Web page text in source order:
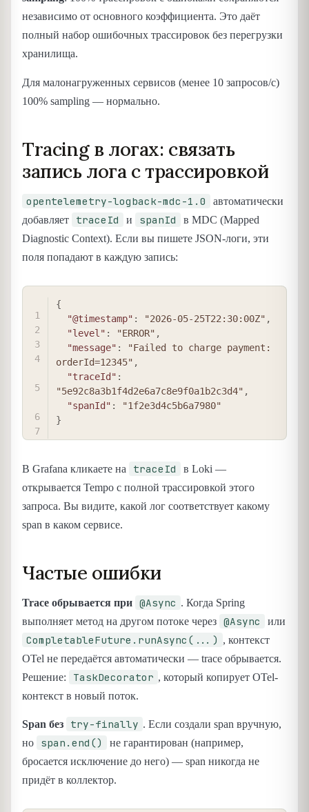
независимо от основного коэффициента. Это даёт
полный набор ошибочных трассировок без перегрузки
хранилища.
Для малонагруженных сервисов (менее 10 запросов/с)
100% sampling — нормально.
Tracing в логах: связать
запись лога с трассировкой
opentelemetry-logback-mdc-1.0
автоматически
добавляет
traceId и spanId
в MDC (Mapped
Diagnostic Context). Если вы пишете JSON-логи, эти
поля попадают в каждую запись:
{
"@timestamp" : "2026-05-25T22:30:00Z" ,
"level" : "ERROR" ,
"message" :
"Failed to charge payment:
orderId=12345" ,
"traceId" :
"5e92c8a3b1f4d2e6a7c8e9f0a1b2c3d4" ,
"spanId" :
"1f2e3d4c5b6a7980"
}
В Grafana кликаете на traceId
в Loki —
открывается Tempo с полной трассировкой этого
запроса. Вы видите, какой лог соответствует какому
span в каком сервисе.
Частые ошибки
Trace обрывается при @Async . Когда Spring
выполняет метод на другом потоке через @Async или
CompletableFuture.runAsync(...) , контекст
OTel не передаётся автоматически — trace обрывается.
Решение:
TaskDecorator , который копирует OTel-
контекст в новый поток.
Span без try-finally . Если создали span вручную,
но
span.end()
не гарантирован (например,
бросается исключение до него) — span никогда не
придёт в коллектор.